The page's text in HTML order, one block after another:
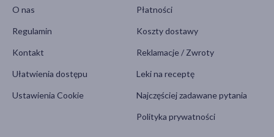
O nas
Regulamin
Kontakt
Ułatwienia dostępu
Ustawienia Cookie
Płatności
Koszty dostawy
Reklamacje / Zwroty
Leki na receptę
Najczęściej zadawane pytania
Polityka prywatności